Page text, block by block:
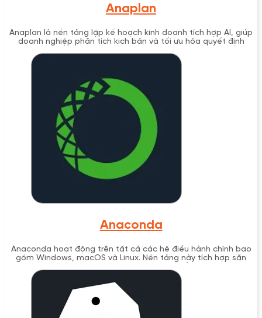
Anaplan
Anaplan là nền tảng lập kế hoạch kinh doanh tích hợp AI, giúp
doanh nghiệp phân tích kịch bản và tối ưu hóa quyết định
Anaconda
Anaconda hoạt động trên tất cả các hệ điều hành chính bao
gồm Windows, macOS và Linux. Nền tảng này tích hợp sẵn
Data Science như NumPy, Pandas, Matplotlib, Scikit-learn và
TensorFlow, giúp người dùng tiết kiệm thời gian cài đặt và cấu
hình môi trường làm việc.